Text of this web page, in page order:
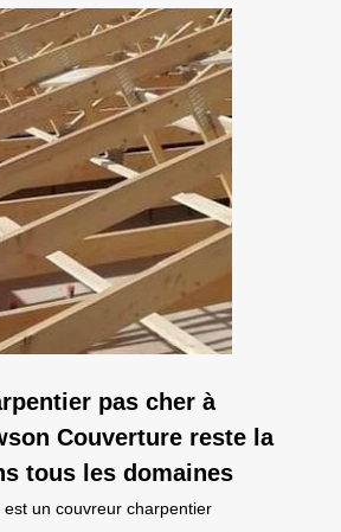
pas cher à
Couverture reste la
tous les domaines
un couvreur charpentier